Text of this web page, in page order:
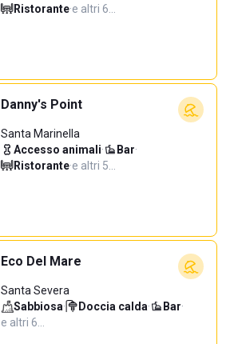
Ristorante·e altri 6…
Danny's Point
Santa Marinella
Accesso animali· Bar·
Ristorante·e altri 5…
Eco Del Mare
Santa Severa
Sabbiosa· Doccia calda· Bar·
e altri 6…